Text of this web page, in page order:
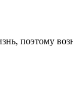
поэтому